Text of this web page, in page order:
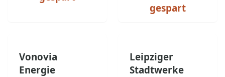
gespart
Vonovia
Energie
Leipziger
Stadtwerke